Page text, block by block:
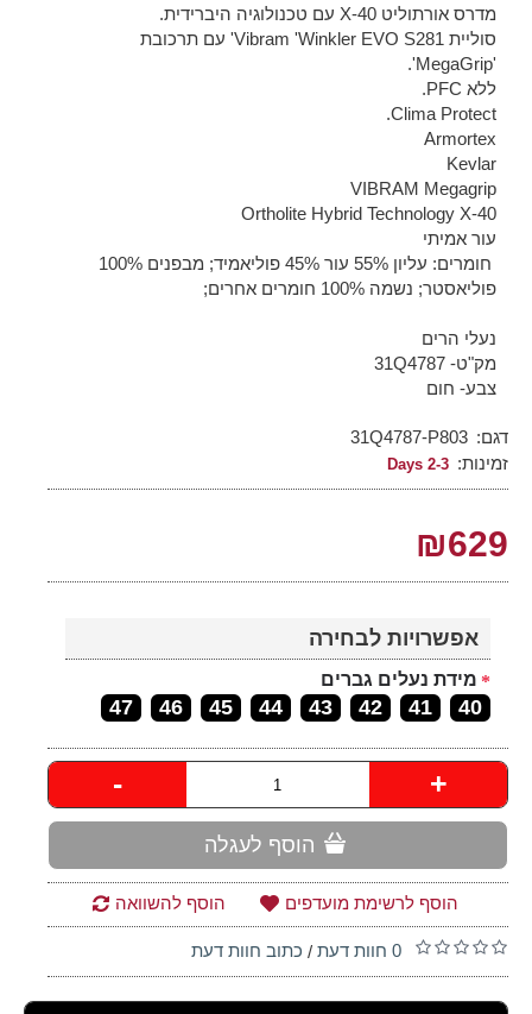
מדרס אורתוליט X-40 עם טכנולוגיה היברידית.
סוליית Vibram 'Winkler EVO S281' עם תרכובת
'MegaGrip'.
ללא PFC.
Clima Protect.
Armortex
Kevlar
VIBRAM Megagrip
Ortholite Hybrid Technology X-40
עור אמיתי
חומרים: עליון 55% עור 45% פוליאמיד; מבפנים 100%
פוליאסטר; נשמה 100% חומרים אחרים;
נעלי הרים
מק"ט- 31Q4787
צבע- חום
דגם: 31Q4787-P803
זמינות: 2-3 Days
₪629
אפשרויות לבחירה
מידת נעלים גברים
40
41
42
43
44
45
46
47
- +
הוסף לעגלה
הוסף לרשימת מועדפים הוסף להשוואה
0 חוות דעת / כתוב חוות דעת